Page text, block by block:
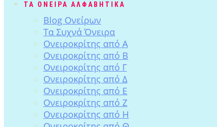
ΤΑ ΟΝΕΙΡΑ ΑΛΦΑΒΗΤΙΚΑ
Blog Ονείρων
Tα Συχνά Όνειρα
Ονειροκρίτης από Α
Ονειροκρίτης από Β
Ονειροκρίτης από Γ
Ονειροκρίτης από Δ
Ονειροκρίτης από Ε
Ονειροκρίτης από Ζ
Ονειροκρίτης από Η